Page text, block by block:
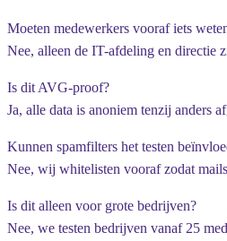
Moeten medewerkers vooraf iets
Nee, alleen de IT-afdeling en directie
Is dit AVG-proof?
Ja, alle data is anoniem tenzij anders
Kunnen spamfilters het testen
Nee, wij whitelisten vooraf zodat
Is dit alleen voor grote bedrijven?
Nee, we testen bedrijven vanaf 25